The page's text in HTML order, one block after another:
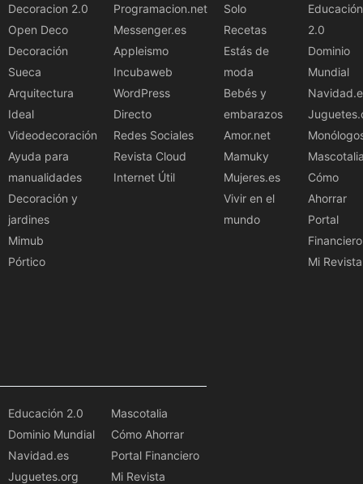
Decoracion 2.0
Open Deco
Decoración
Sueca
Arquitectura
Ideal
Videodecoración
Ayuda para
manualidades
Decoración y
jardines
Mimub
Pórtico
Programacion.net
Messenger.es
Appleismo
Incubaweb
WordPress
Directo
Redes Sociales
Revista Cloud
Internet Útil
Solo
Recetas
Estás de
moda
Bebés y
embarazos
Amor.net
Mamuky
Mujeres.es
Vivir en el
mundo
Educación
2.0
Dominio
Mundial
Cómo
Ahorrar
Portal
Financiero
Mi Revista
Educación 2.0
Dominio Mundial
Navidad.es
Juguetes.org
Mascotalia
Cómo Ahorrar
Portal Financiero
Mi Revista